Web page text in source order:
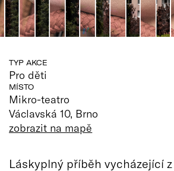
TYP AKCE
Pro děti
MÍSTO
Mikro-teatro
Václavská 10, Brno
zobrazit na mapě
Láskyplný příběh vycházející